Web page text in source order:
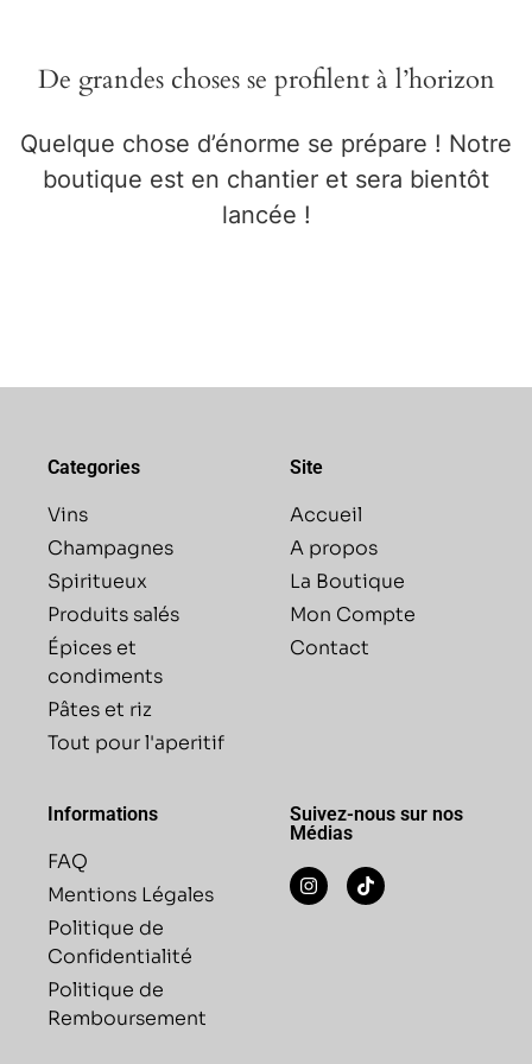
De grandes choses se profilent à l’horizon
Quelque chose d’énorme se prépare ! Notre
boutique est en chantier et sera bientôt
lancée !
Categories
Vins
Champagnes
Spiritueux
Produits salés
Épices et
condiments
Pâtes et riz
Tout pour l'aperitif
Site
Accueil
A propos
La Boutique
Mon Compte
Contact
Informations
FAQ
Mentions Légales
Politique de
Confidentialité
Politique de
Remboursement
Suivez-nous sur nos
Médias